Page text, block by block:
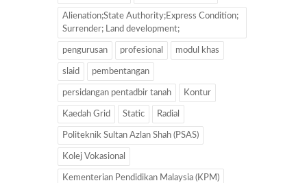
Alienation;State Authority;Express Condition;
Surrender; Land development;
pengurusan profesional modul khas
slaid pembentangan
persidangan pentadbir tanah Kontur
Kaedah Grid Static Radial
Politeknik Sultan Azlan Shah (PSAS)
Kolej Vokasional
Kementerian Pendidikan Malaysia (KPM)